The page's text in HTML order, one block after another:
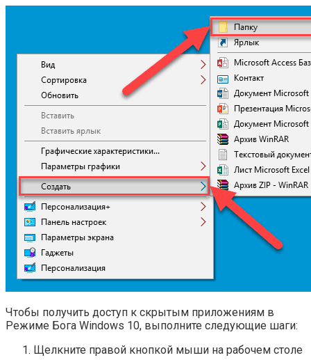
Чтобы получить доступ к скрытым приложениям в
Режиме Бога Windows 10, выполните следующие шаги:
Щелкните правой кнопкой мыши на рабочем столе